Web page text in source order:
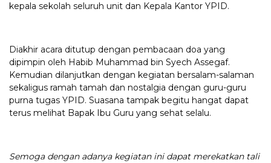
kepala sekolah seluruh unit dan Kepala Kantor YPID.
Diakhir acara ditutup dengan pembacaan doa yang
dipimpin oleh Habib Muhammad bin Syech Assegaf.
Kemudian dilanjutkan dengan kegiatan bersalam-salaman
sekaligus ramah tamah dan nostalgia dengan guru-guru
purna tugas YPID. Suasana tampak begitu hangat dapat
terus melihat Bapak Ibu Guru yang sehat selalu.
Semoga dengan adanya kegiatan ini dapat merekatkan tali